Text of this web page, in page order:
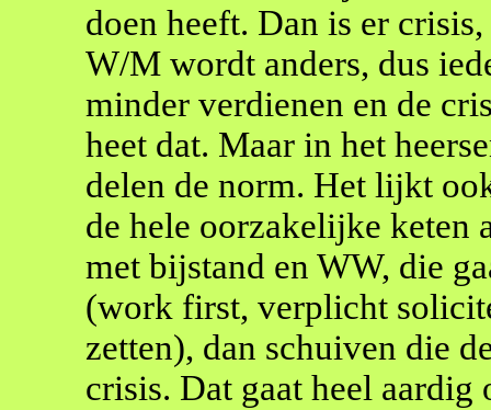
doen heeft. Dan is er
W/M wordt anders, dus
minder verdienen en de
heet dat. Maar in het
delen de norm. Het lijkt
de hele oorzakelijke keten
met bijstand en WW, die
(work first, verplicht
zetten), dan schuiven die
crisis. Dat gaat heel